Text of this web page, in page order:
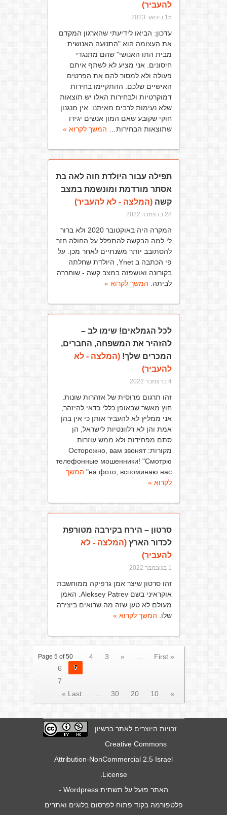
להעביר)
15 בינואר 2023
עדכון: הביאו לידיעתי שהארגון המקדם
את העצומה הוא "התנועה האנושית
מבית התו האנושי" שהם מתנגדי
חיסונים. אני מציע לא לשתף איתם
פעולה ולא למסור להם את הפרטים
האישיים שלכם. ההתקיימו בחירות
דמוקרטיות ולבחירות האלו יש תוצאות
שלא נעימות לרבים מאיתנו. אין מנגנון
חוקי שקובע שאם המון אנשים יגידו
שתוצאות הבחירות… המשך לקרוא »
תפילה עבור היולדת חוה לאה בת
אסתר מורדמת ומונשמת במצב
קשה(המלצה - לא להעביר)
28 בדצמבר 2022
המקרה היה באוקטובר 2020 ולא ברור
לי למה הבקשה להתפלל על החולה חזר
להסתובב יותר משנתיים לאחר מכן. על
פי הכתבה ב Ynet, היולדת שחלתה
בקורונה ואושפזה במצב קשה - שוחררה
לביתה. המשך לקרוא »
לכל הגמלאים! שימו לב –
להזהיר את המשפחה, החברים,
המכרים שלך!(המלצה - לא
להעביר)
4 בדצמבר 2022
זהו תרגום מרוסית של אזהרות שונות.
חוץ מאשר שבאופן כללי כדאי להיזהר,
אני ממליץ לא להעביר אותן כי אין בהן
אמת והן לא רלוונטיות לישראל, הן
סתם מפחידות ולא ממש עוזרות.
מקורות: Осторожно, вам звонят
телефонные мошенники! "Смотрю
на фото, вспоминаю нас" המשך
לקרוא »
סרטון – הירח בקירבה מטורפת
לכדור הארץ(המלצה - לא
להעביר)
1 בנובמבר 2022
זהו סרטון שיצר אמן גרפיקה ממוחשבת
אוקראיני בשם Aleksey Patrev. האמן
מעולם לא טען שזה מה שרואים ביצירה
שלו. המשך לקרוא »
Page 5 of 50 « First
«
3
4
5
6
7
»
10
20
30
Last »
זכויות היוצרים לאתר ברשיון
Creative Commons
Attribution-NonCommercial 2.5 Israel
License
האתר פועל על תשתית Wordpress
-
פלטפורמה בקוד פתוח לפרסום בלוגים ואתרים